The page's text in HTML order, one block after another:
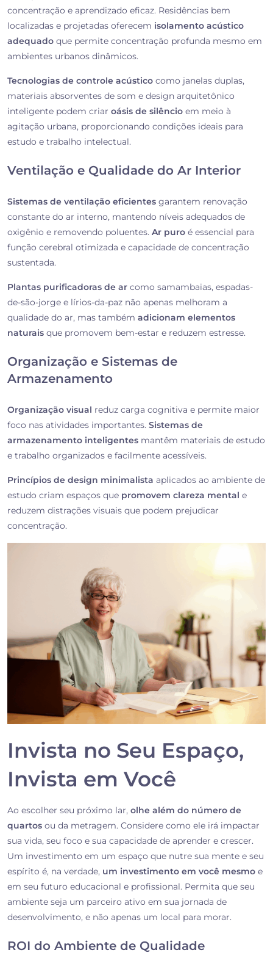
concentração e aprendizado eficaz. Residências bem
localizadas e projetadas oferecem isolamento acústico
adequado que permite concentração profunda mesmo em
ambientes urbanos dinâmicos.
Tecnologias de controle acústico como janelas duplas,
materiais absorventes de som e design arquitetônico
inteligente podem criar oásis de silêncio em meio à
agitação urbana, proporcionando condições ideais para
estudo e trabalho intelectual.
Ventilação e Qualidade do Ar Interior
Sistemas de ventilação eficientes garantem renovação
constante do ar interno, mantendo níveis adequados de
oxigênio e removendo poluentes. Ar puro é essencial para
função cerebral otimizada e capacidade de concentração
sustentada.
Plantas purificadoras de ar como samambaias, espadas-
de-são-jorge e lírios-da-paz não apenas melhoram a
qualidade do ar, mas também adicionam elementos
naturais que promovem bem-estar e reduzem estresse.
Organização e Sistemas de
Armazenamento
Organização visual reduz carga cognitiva e permite maior
foco nas atividades importantes. Sistemas de
armazenamento inteligentes mantêm materiais de estudo
e trabalho organizados e facilmente acessíveis.
Princípios de design minimalista aplicados ao ambiente de
estudo criam espaços que promovem clareza mental e
reduzem distrações visuais que podem prejudicar
concentração.
Invista no Seu Espaço,
Invista em Você
Ao escolher seu próximo lar, olhe além do número de
quartos ou da metragem. Considere como ele irá impactar
sua vida, seu foco e sua capacidade de aprender e crescer.
Um investimento em um espaço que nutre sua mente e seu
espírito é, na verdade, um investimento em você mesmo e
em seu futuro educacional e profissional. Permita que seu
ambiente seja um parceiro ativo em sua jornada de
desenvolvimento, e não apenas um local para morar.
ROI do Ambiente de Qualidade